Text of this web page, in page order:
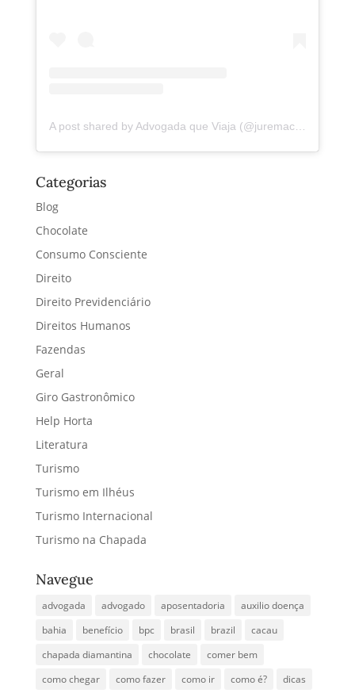
A post shared by Advogada que Viaja (@juremacintra)
Categorias
Blog
Chocolate
Consumo Consciente
Direito
Direito Previdenciário
Direitos Humanos
Fazendas
Geral
Giro Gastronômico
Help Horta
Literatura
Turismo
Turismo em Ilhéus
Turismo Internacional
Turismo na Chapada
Navegue
advogada advogado aposentadoria
auxilio doença
bahia
benefício bpc brasil brazil
cacau
chapada diamantina
chocolate
comer bem
como chegar
como fazer como ir como é? dicas